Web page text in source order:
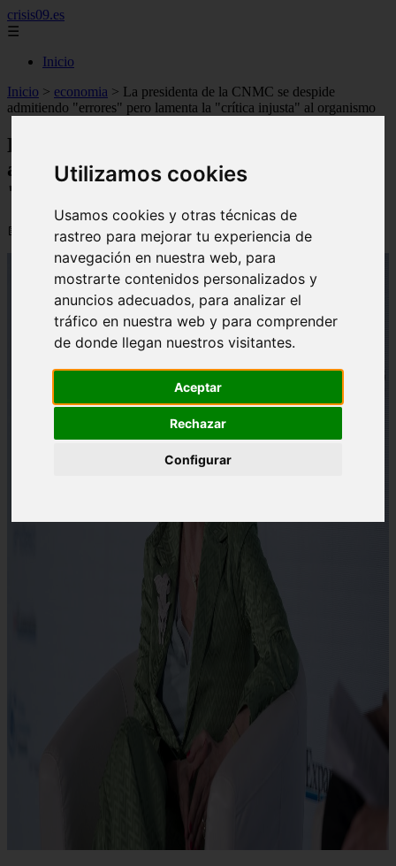
Utilizamos cookies
Usamos cookies y otras técnicas de
rastreo para mejorar tu experiencia de
navegación en nuestra web, para
mostrarte contenidos personalizados y
anuncios adecuados, para analizar el
tráfico en nuestra web y para comprender
de donde llegan nuestros visitantes.
Aceptar
Rechazar
Configurar
crisis09.es
☰
Inicio
Inicio > economia > La presidenta de la CNMC se despide
admitiendo "errores" pero lamenta la "crítica injusta" al organismo
La presidenta de la CNMC se despide
admitiendo "errores" pero lamenta la
"crítica injusta" al organismo
📅 11/06/2026